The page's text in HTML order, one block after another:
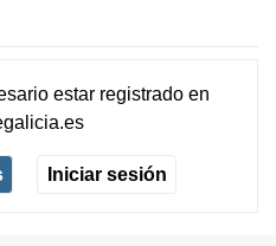
estar registradoen
Iniciar sesión